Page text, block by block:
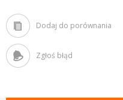
Dodaj do porównania
Zgłoś błąd